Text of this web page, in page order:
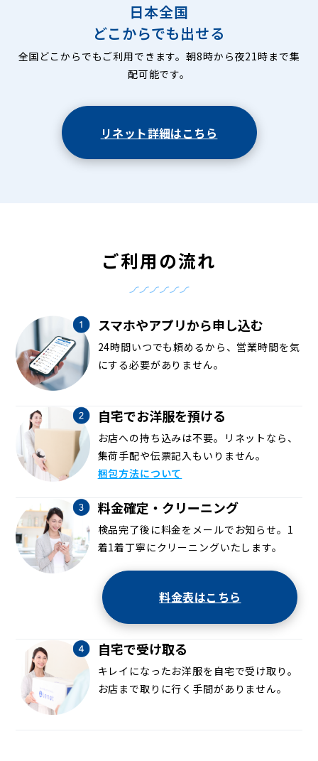
日本全国
どこからでも出せる
全国どこからでもご利用できます。朝8時から夜21時まで集
配可能です。
リネット詳細はこちら
ご利用の流れ
スマホやアプリから申し込む
24時間いつでも頼めるから、営業時間を気
にする必要がありません。
自宅でお洋服を預ける
お店への持ち込みは不要。リネットなら、
集荷手配や伝票記入もいりません。
梱包方法について
料金確定・クリーニング
検品完了後に料金をメールでお知らせ。1
着1着丁寧にクリーニングいたします。
料金表はこちら
自宅で受け取る
キレイになったお洋服を自宅で受け取り。
お店まで取りに行く手間がありません。